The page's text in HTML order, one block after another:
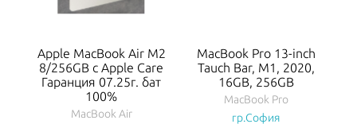
Apple MacBook Air M2
8/256GB с Apple Care
Гаранция 07.25г. бат
100%
MacBook Air
MacBook Pro 13-inch
Tauch Bar, M1, 2020,
16GB, 256GB
MacBook Pro
гр.София